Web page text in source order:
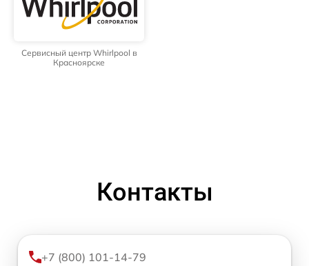
Сервисный центр Whirlpool в
Красноярске
Контакты
+7 (800) 101-14-79